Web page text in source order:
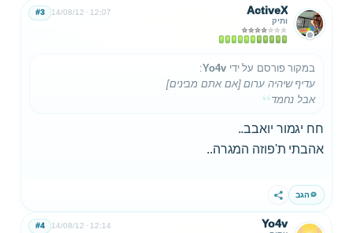
ActiveX
ותיק
14/08/12 12:07
#3
במקור פורסם על ידיYo4v
:
עדיף שיהיה ערום [אם אתם מבינים]
אבל נחמד
חח יגמור יואבב..
אהבתי ת'פוזה המגרה..
הגב שתף
Yo4v
14/08/12 12:14
#4